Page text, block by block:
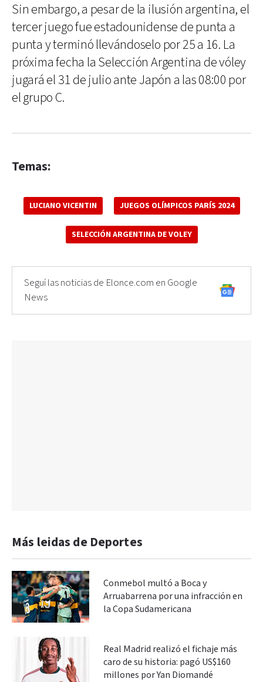
Sin embargo, a pesar de la ilusión argentina, el
tercer juego fue estadounidense de punta a
punta y terminó llevándoselo por 25 a 16. La
próxima fecha la Selección Argentina de vóley
jugará el 31 de julio ante Japón a las 08:00 por
el grupo C.
Temas:
LUCIANO VICENTIN JUEGOS OLÍMPICOS PARÍS 2024
SELECCIÓN ARGENTINA DE VOLEY
Seguí las noticias de Elonce.com en Google
News
Más leidas de Deportes
Conmebol multó a Boca y
Arruabarrena por una infracción en
la Copa Sudamericana
Real Madrid realizó el fichaje más
caro de su historia: pagó US$160
millones por Yan Diomandé